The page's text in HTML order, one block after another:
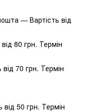
— Вартість від
80 грн. Термін
70 грн. Термін
50 грн. Термін